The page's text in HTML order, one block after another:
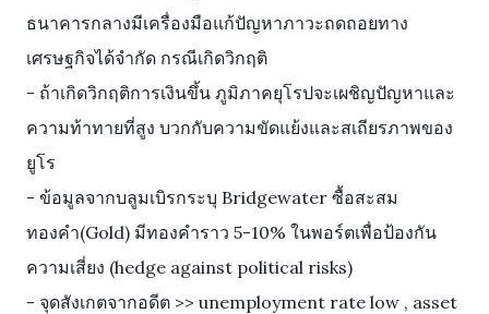
ธนาคารกลางมีเครื่องมือแก้ปัญหาภาวะถดถอยทาง
เศรษฐกิจได้จำกัด กรณีเกิดวิกฤติ
- ถ้าเกิดวิกฤติการเงินขึ้น ภูมิภาคยุโรปจะเผชิญปัญหาและ
ความท้าทายที่สูง บวกกับความขัดแย้งและสเถียรภาพของ
ยูโร
- ข้อมูลจากบลูมเบิรกระบุ Bridgewater ซื้อสะสม
ทองคำ(Gold) มีทองคำราว 5-10% ในพอร์ตเพื่อป้องกัน
ความเสี่ยง (hedge against political risks)
- จุดสังเกตจากอดีต >> unemployment rate low , asset